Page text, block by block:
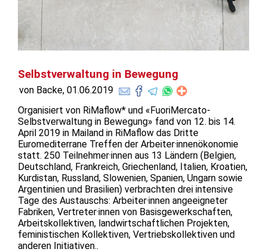
Selbstverwaltung in Bewegung
von Backe, 01.06.2019
Organisiert von RiMaflow* und «FuoriMercato-
Selbstverwaltung in Bewegung» fand von 12. bis 14.
April 2019 in Mailand in RiMaflow das Dritte
Euromediterrane Treffen der Arbeiter·innenökonomie
statt. 250 Teilnehmer·innen aus 13 Ländern (Belgien,
Deutschland, Frankreich, Griechenland, Italien, Kroatien,
Kurdistan, Russland, Slowenien, Spanien, Ungarn sowie
Argentinien und Brasilien) verbrachten drei intensive
Tage des Austauschs: Arbeiter·innen angeeigneter
Fabriken, Vertreter·innen von Basisgewerkschaften,
Arbeitskollektiven, landwirtschaftlichen Projekten,
feministischen Kollektiven, Vertriebskollektiven und
anderen Initiativen..